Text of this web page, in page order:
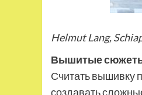
Helmut Lang,
Вышитые
Считать вышивку
создавать